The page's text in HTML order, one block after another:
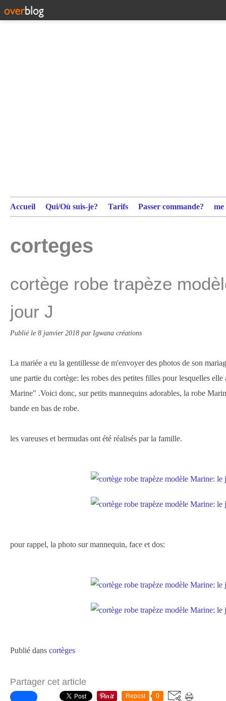
Accueil Qui/Où suis-je? Tarifs Passer commande?
corteges
cortège robe trapèze
jour J
Publié le 8 janvier 2018 par Igwana créations
La mariée a eu la gentillesse de m'envoyer des photos de son
une partie du cortège: les robes des petites filles pour lesquelles
Marine" .Voici donc, sur petits mannequins adorables, la robe
bande en bas de robe.
les vareuses et bermudas ont été réalisés par la famille.
pour rappel, la photo sur mannequin, face et dos:
Publié dans cortèges
Partager cet article
Repost 0